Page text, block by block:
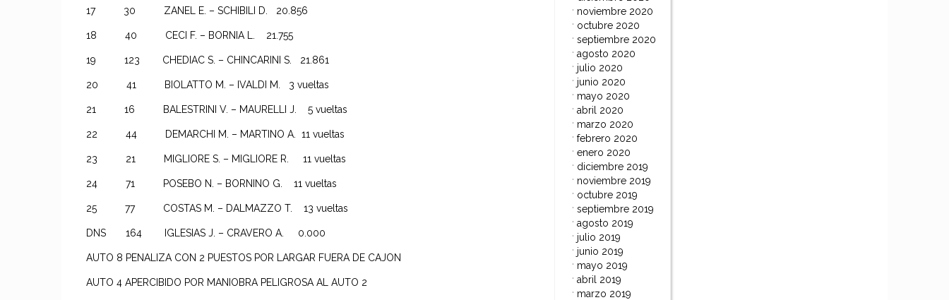
17 30 ZANEL E. – SCHIBILI D. 20.856
18 40 CECI F. – BORNIA L. 21.755
19 123 CHEDIAC S. – CHINCARINI S. 21.861
20 41 BIOLATTO M. – IVALDI M. 3 vueltas
21 16 BALESTRINI V. – MAURELLI J. 5 vueltas
22 44 DEMARCHI M. – MARTINO A. 11 vueltas
23 21 MIGLIORE S. – MIGLIORE R. 11 vueltas
24 71 POSEBO N. – BORNINO G. 11 vueltas
25 77 COSTAS M. – DALMAZZO T. 13 vueltas
DNS 164 IGLESIAS J. – CRAVERO A. 0.000
AUTO 8 PENALIZA CON 2 PUESTOS POR LARGAR FUERA DE CAJON
AUTO 4 APERCIBIDO POR MANIOBRA PELIGROSA AL AUTO 2
noviembre 2020
octubre 2020
septiembre 2020
agosto 2020
julio 2020
junio 2020
mayo 2020
abril 2020
marzo 2020
febrero 2020
enero 2020
diciembre 2019
noviembre 2019
octubre 2019
septiembre 2019
agosto 2019
julio 2019
junio 2019
mayo 2019
abril 2019
marzo 2019